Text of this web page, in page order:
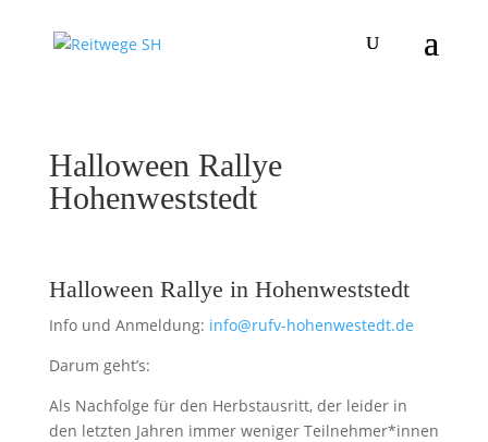
Halloween Rallye
Hohenweststedt
Halloween Rallye in Hohenweststedt
Info und Anmeldung: info@rufv-hohenwestedt.de
Darum geht’s:
Als Nachfolge für den Herbstausritt, der leider in
den letzten Jahren immer weniger Teilnehmer*innen